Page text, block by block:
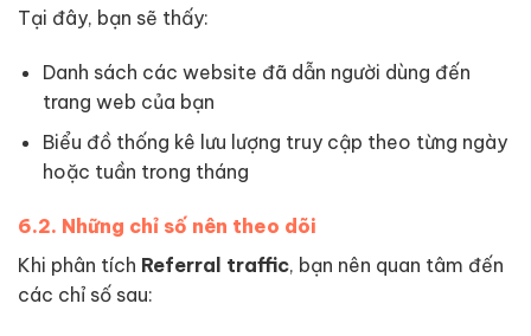
Tại đây, bạn sẽ thấy:
Danh sách các website đã dẫn người dùng đến
trang web của bạn
Biểu đồ thống kê lưu lượng truy cập theo từng ngày
hoặc tuần trong tháng
6.2. Những chỉ số nên theo dõi
Khi phân tích Referral traffic, bạn nên quan tâm đến
các chỉ số sau: